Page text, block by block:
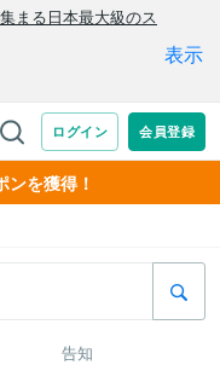
を獲得！
告知